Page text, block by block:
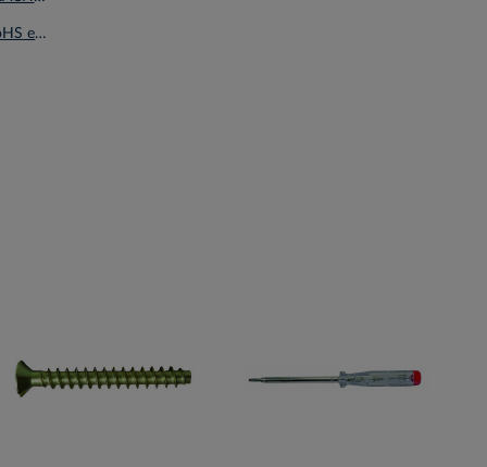
Deklaracija RoHS en.pdf